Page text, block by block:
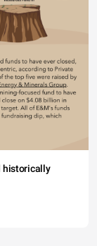
historically